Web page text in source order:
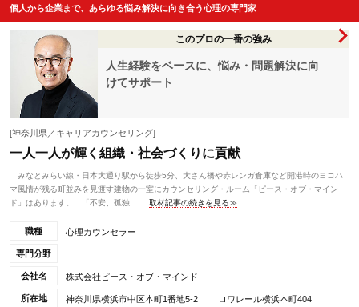
個人から企業まで、あらゆる悩み解決に向き合う心理の専門家
このプロの一番の強み
人生経験をベースに、悩み・問題解決に向
けてサポート
[神奈川県／キャリアカウンセリング]
一人一人が輝く組織・社会づくりに貢献
みなとみらい線・日本大通り駅から徒歩5分、大さん橋や赤レンガ倉庫など開港時のヨコハ
マ風情が残る町並みを見渡す建物の一室にカウンセリング・ルーム「ピース・オブ・マイン
ド」はあります。 「不安、孤独...
取材記事の続きを見る≫
職種 心理カウンセラー
専門分野
会社名 株式会社ピース・オブ・マインド
所在地 神奈川県横浜市中区本町1番地5-2 ロワレール横浜本町404